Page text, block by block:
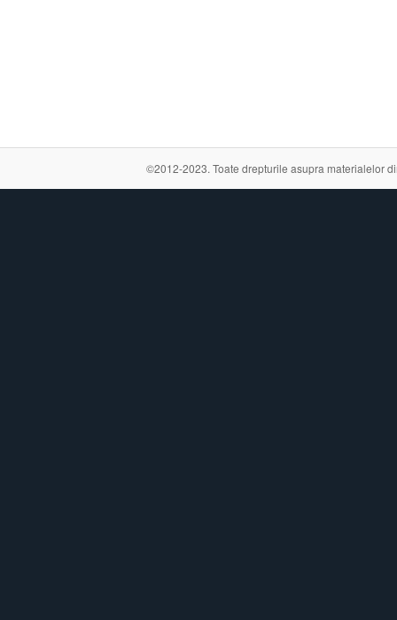
©2012-2023. Toate drepturile asupra materialelor